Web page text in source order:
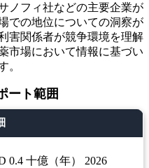
ノフィ社などの主要企業が
での地位についての洞察が
害関係者が競争環境を理解
市場において情報に基づい
。
ート範囲
0.4 十億（年） 2026